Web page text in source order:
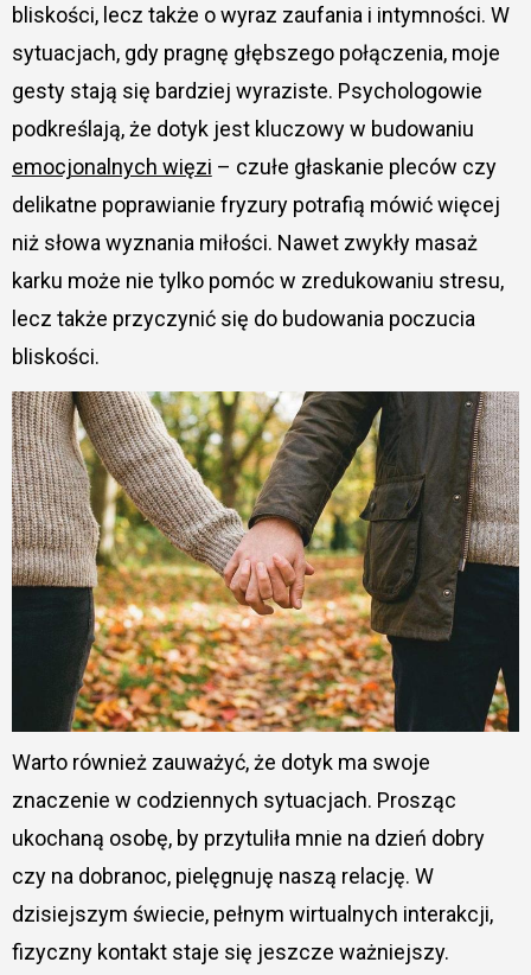
bliskości, lecz także o wyraz zaufania i intymności. W
sytuacjach, gdy pragnę głębszego połączenia, moje
gesty stają się bardziej wyraziste. Psychologowie
podkreślają, że dotyk jest kluczowy w budowaniu
emocjonalnych więzi – czułe głaskanie pleców czy
delikatne poprawianie fryzury potrafią mówić więcej
niż słowa wyznania miłości. Nawet zwykły masaż
karku może nie tylko pomóc w zredukowaniu stresu,
lecz także przyczynić się do budowania poczucia
bliskości.
Warto również zauważyć, że dotyk ma swoje
znaczenie w codziennych sytuacjach. Prosząc
ukochaną osobę, by przytuliła mnie na dzień dobry
czy na dobranoc, pielęgnuję naszą relację. W
dzisiejszym świecie, pełnym wirtualnych interakcji,
fizyczny kontakt staje się jeszcze ważniejszy.